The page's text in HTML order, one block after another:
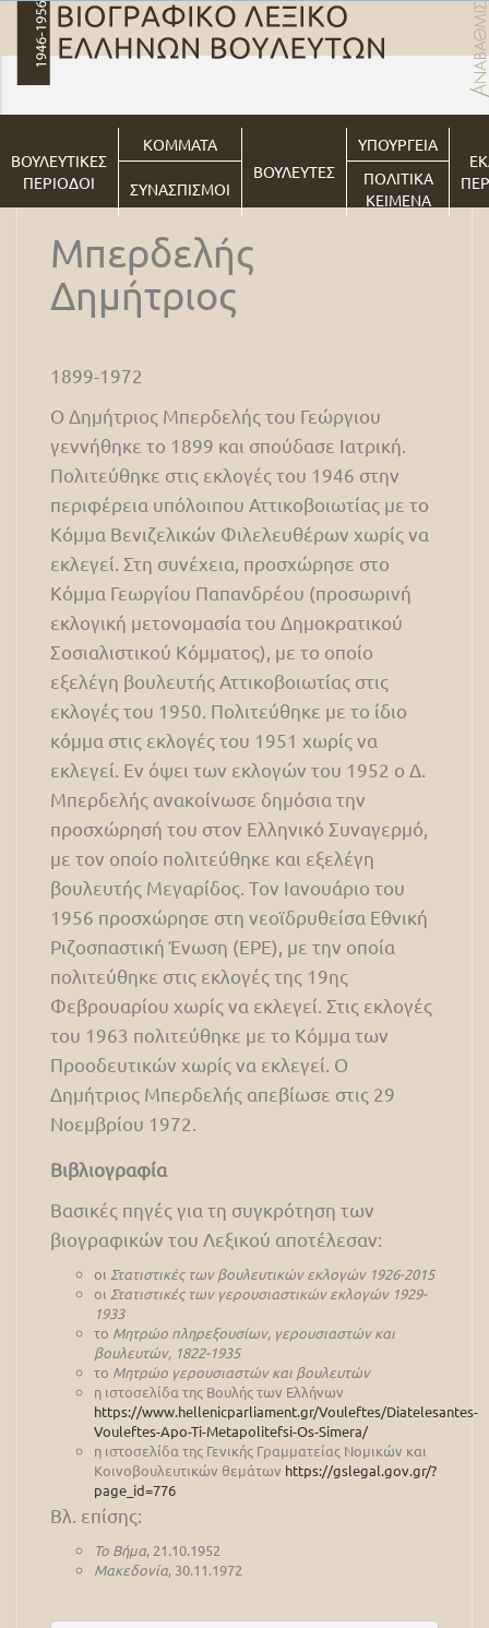
ΒΟΥΛΕΥΤΙΚΕΣ
ΠΕΡΙΟΔΟΙ
ΚΟΜΜΑΤΑ
ΒΟΥΛΕΥΤΕΣ
ΥΠΟΥΡΓΕΙΑ
ΣΥΝΑΣΠΙΣΜΟΙ
ΠΟΛΙΤΙΚΑ
ΚΕΙΜΕΝΑ
Μπερδελής
Δημήτριος
1899-1972
Ο Δημήτριος Μπερδελής του Γεώργιου
γεννήθηκε το 1899 και σπούδασε Ιατρική.
Πολιτεύθηκε στις εκλογές του 1946 στην
περιφέρεια υπόλοιπου Αττικοβοιωτίας με το
Κόμμα Βενιζελικών Φιλελευθέρων χωρίς να
εκλεγεί. Στη συνέχεια, προσχώρησε στο
Κόμμα Γεωργίου Παπανδρέου (προσωρινή
εκλογική μετονομασία του Δημοκρατικού
Σοσιαλιστικού Κόμματος), με το οποίο
εξελέγη βουλευτής Αττικοβοιωτίας στις
εκλογές του 1950. Πολιτεύθηκε με το ίδιο
κόμμα στις εκλογές του 1951 χωρίς να
εκλεγεί. Εν όψει των εκλογών του 1952 ο Δ.
Μπερδελής ανακοίνωσε δημόσια την
προσχώρησή του στον Ελληνικό Συναγερμό,
με τον οποίο πολιτεύθηκε και εξελέγη
βουλευτής Μεγαρίδος. Τον Ιανουάριο του
1956 προσχώρησε στη νεοϊδρυθείσα Εθνική
Ριζοσπαστική Ένωση (ΕΡΕ), με την οποία
πολιτεύθηκε στις εκλογές της 19ης
Φεβρουαρίου χωρίς να εκλεγεί. Στις εκλογές
του 1963 πολιτεύθηκε με το Κόμμα των
Προοδευτικών χωρίς να εκλεγεί. Ο
Δημήτριος Μπερδελής απεβίωσε στις 29
Νοεμβρίου 1972.
Βιβλιογραφία
Βασικές πηγές για τη συγκρότηση των
βιογραφικών του Λεξικού αποτέλεσαν:
οι Στατιστικές των βουλευτικών εκλογών 1926-2015
οι Στατιστικές των γερουσιαστικών εκλογών 1929-
1933
το Μητρώο πληρεξουσίων, γερουσιαστών και
βουλευτών, 1822-1935
το Μητρώο γερουσιαστών και βουλευτών
η ιστοσελίδα της Βουλής των Ελλήνων
https://www.hellenicparliament.gr/Vouleftes/Diatelesantes-
Vouleftes-Apo-Ti-Metapolitefsi-Os-Simera/
η ιστοσελίδα της Γενικής Γραμματείας Νομικών και
Κοινοβουλευτικών θεμάτων https://gslegal.gov.gr/?
page_id=776
Βλ. επίσης:
Το Βήμα, 21.10.1952
Μακεδονία, 30.11.1972